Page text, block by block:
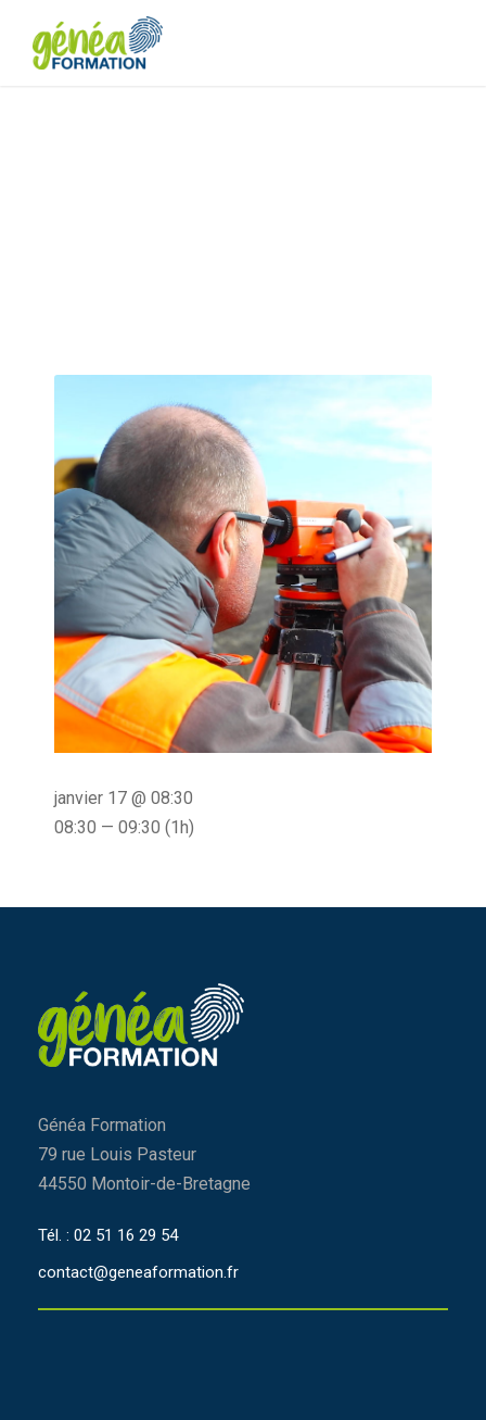
janvier 17 @ 08:30
08:30 — 09:30 (1h)
Généa Formation
79 rue Louis Pasteur
44550 Montoir-de-Bretagne
Tél. : 02 51 16 29 54
contact@geneaformation.fr